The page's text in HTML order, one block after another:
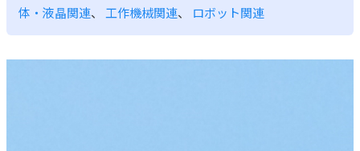
体・液晶関連、 工作機械関連、 ロボット関連